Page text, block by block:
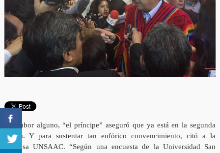
Sin rubor alguno, “el príncipe” aseguró que ya está en la segunda
vuelta. Y para sustentar tan eufórico convencimiento, citó a la
gloriosa UNSAAC. “Según una encuesta de la Universidad San